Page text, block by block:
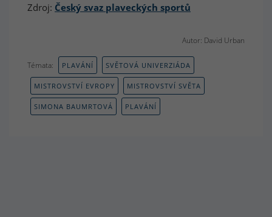
Zdroj: Český svaz plaveckých sportů
Autor: David Urban
Témata: PLAVÁNÍ SVĚTOVÁ UNIVERZIÁDA
MISTROVSTVÍ EVROPY MISTROVSTVÍ SVĚTA
SIMONA BAUMRTOVÁ PLAVÁNÍ